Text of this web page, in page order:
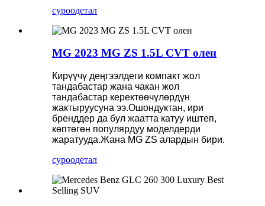
суроодетал
MG 2023 MG ZS 1.5L CVT олен
Кирүүчү деңгээлдеги компакт жол
тандабастар жана чакан жол
тандабастар керектөөчүлөрдүн
жактыруусуна ээ.Ошондуктан, ири
бренддер да бул жаатта катуу иштеп,
көптөгөн популярдуу моделдерди
жаратууда.Жана MG ZS алардын бири.
суроодетал